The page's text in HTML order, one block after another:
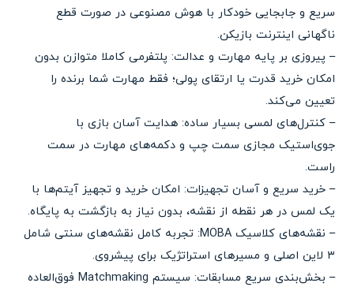
سریع و جابجایی خودکار با هوش مصنوعی در صورت قطع
ناگهانی اینترنت بازیکن.
– پیروزی بر پایه مهارت و عدالت: پلتفرمی کاملا متوازن بدون
امکان خرید قدرت یا ارتقای پولی؛ فقط مهارت شما برنده را
تعیین می‌کند.
– کنترل‌های لمسی بسیار ساده: هدایت آسان بازی با
جوی‌استیک مجازی سمت چپ و دکمه‌های مهارت در سمت
راست.
– خرید سریع و آسان تجهیزات: امکان خرید و تجهیز آیتم‌ها با
یک لمس در هر نقطه از نقشه، بدون نیاز به بازگشت به پایگاه.
– نقشه‌های کلاسیک MOBA: تجربه کامل نقشه‌های سنتی شامل
۳ لاین اصلی و مسیرهای استراتژیک برای پیشروی.
– بخش‌بندی سریع مسابقات: سیستم Matchmaking فوق‌العاده